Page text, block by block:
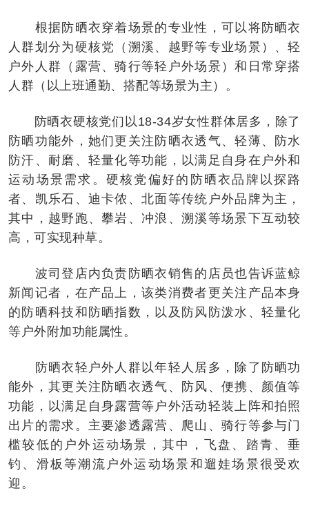
根据防晒衣穿着场景的专业性，可以将防晒衣
人群划分为硬核党（溯溪、越野等专业场景）、轻
户外人群（露营、骑行等轻户外场景）和日常穿搭
人群（以上班通勤、搭配等场景为主）。
防晒衣硬核党们以18-34岁女性群体居多，除了
防晒功能外，她们更关注防晒衣透气、轻薄、防水
防汗、耐磨、轻量化等功能，以满足自身在户外和
运动场景需求。硬核党偏好的防晒衣品牌以探路
者、凯乐石、迪卡侬、北面等传统户外品牌为主，
其中，越野跑、攀岩、冲浪、溯溪等场景下互动较
高，可实现种草。
波司登店内负责防晒衣销售的店员也告诉蓝鲸
新闻记者，在产品上，该类消费者更关注产品本身
的防晒科技和防晒指数，以及防风防泼水、轻量化
等户外附加功能属性。
防晒衣轻户外人群以年轻人居多，除了防晒功
能外，其更关注防晒衣透气、防风、便携、颜值等
功能，以满足自身露营等户外活动轻装上阵和拍照
出片的需求。主要渗透露营、爬山、骑行等参与门
槛较低的户外运动场景，其中，飞盘、踏青、垂
钓、滑板等潮流户外运动场景和遛娃场景很受欢
迎。